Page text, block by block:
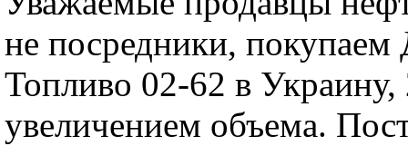
не посредники, покупаем
Топливо 02-62 в
увеличением объема.